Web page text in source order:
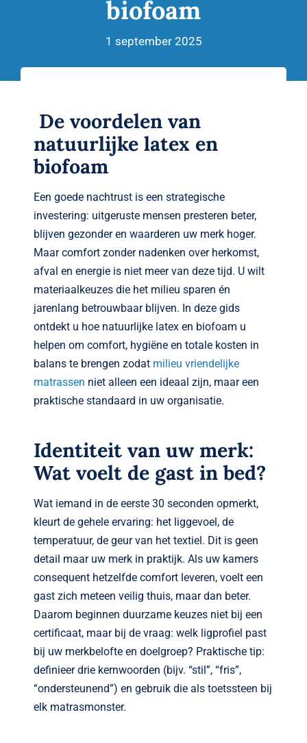
Nieuws
Contact
biofoam
1 september 2025
De voordelen van
natuurlijke latex en
biofoam
Een goede nachtrust is een strategische
investering: uitgeruste mensen presteren beter,
blijven gezonder en waarderen uw merk hoger.
Maar comfort zonder nadenken over herkomst,
afval en energie is niet meer van deze tijd. U wilt
materiaalkeuzes die het milieu sparen én
jarenlang betrouwbaar blijven. In deze gids
ontdekt u hoe natuurlijke latex en biofoam u
helpen om comfort, hygiëne en totale kosten in
balans te brengen zodat milieu vriendelijke
matrassen niet alleen een ideaal zijn, maar een
praktische standaard in uw organisatie.
Identiteit van uw merk:
Wat voelt de gast in bed?
Wat iemand in de eerste 30 seconden opmerkt,
kleurt de gehele ervaring: het liggevoel, de
temperatuur, de geur van het textiel. Dit is geen
detail maar uw merk in praktijk. Als uw kamers
consequent hetzelfde comfort leveren, voelt een
gast zich meteen veilig thuis, maar dan beter.
Daarom beginnen duurzame keuzes niet bij een
certificaat, maar bij de vraag: welk ligprofiel past
bij uw merkbelofte en doelgroep? Praktische tip:
definieer drie kernwoorden (bijv. “stil”, “fris”,
“ondersteunend”) en gebruik die als toetssteen bij
elk matrasmonster.